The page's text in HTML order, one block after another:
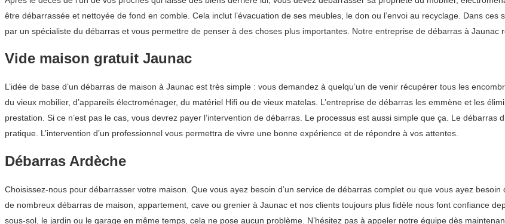
être débarrassée et nettoyée de fond en comble. Cela inclut l’évacuation de ses meubles, le don ou l’envoi au recyclage. Dans
par un spécialiste du débarras et vous permettre de penser à des choses plus importantes. Notre entreprise de débarras à Jaunac
Vide maison gratuit Jaunac
L’idée de base d’un débarras de maison à Jaunac est très simple : vous demandez à quelqu’un de venir récupérer tous les
du vieux mobilier, d’appareils électroménager, du matériel Hifi ou de vieux matelas. L’entreprise de débarras les emmène et les
prestation. Si ce n’est pas le cas, vous devrez payer l’intervention de débarras. Le processus est aussi simple que ça. Le débarras
pratique. L’intervention d’un professionnel vous permettra de vivre une bonne expérience et de répondre à vos attentes.
Débarras Ardèche
Choisissez-nous pour débarrasser votre maison. Que vous ayez besoin d’un service de débarras complet ou que vous ayez
de nombreux débarras de maison, appartement, cave ou grenier à Jaunac et nos clients toujours plus fidèle nous font confiance
sous-sol, le jardin ou le garage en même temps, cela ne pose aucun problème. N’hésitez pas à appeler notre équipe dès